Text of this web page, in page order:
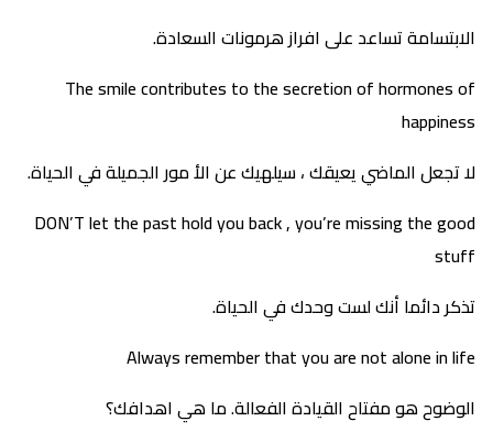
الابتسامة تساعد على افراز هرمونات السعادة.
The smile contributes to the secretion of hormones of
happiness
لا تجعل الماضي يعيقك ، سيلهيك عن الأ مور الجميلة في الحياة.
DON’T let the past hold you back , you’re missing the good
stuff
تذكر دائما أنك لست وحدك في الحياة.
Always remember that you are not alone in life
الوضوح هو مفتاح القيادة الفعالة. ما هي اهدافك؟